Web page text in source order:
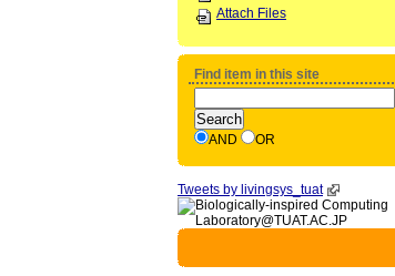
Attach Files
Find item in this site
AND OR
Tweets by livingsys_tuat